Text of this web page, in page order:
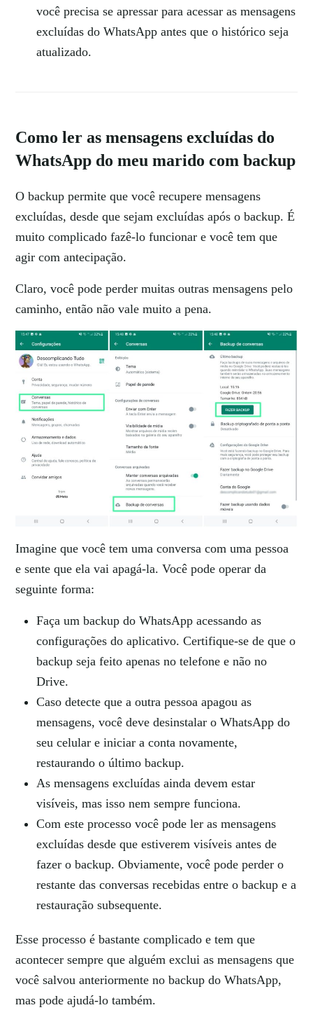
você precisa se apressar para acessar as mensagens
excluídas do WhatsApp antes que o histórico seja
atualizado.
Como ler as mensagens excluídas do
WhatsApp do meu marido com backup
O backup permite que você recupere mensagens
excluídas, desde que sejam excluídas após o backup. É
muito complicado fazê-lo funcionar e você tem que
agir com antecipação.
Claro, você pode perder muitas outras mensagens pelo
caminho, então não vale muito a pena.
Imagine que você tem uma conversa com uma pessoa
e sente que ela vai apagá-la. Você pode operar da
seguinte forma:
Faça um backup do WhatsApp acessando as
configurações do aplicativo. Certifique-se de que o
backup seja feito apenas no telefone e não no
Drive.
Caso detecte que a outra pessoa apagou as
mensagens, você deve desinstalar o WhatsApp do
seu celular e iniciar a conta novamente,
restaurando o último backup.
As mensagens excluídas ainda devem estar
visíveis, mas isso nem sempre funciona.
Com este processo você pode ler as mensagens
excluídas desde que estiverem visíveis antes de
fazer o backup. Obviamente, você pode perder o
restante das conversas recebidas entre o backup e a
restauração subsequente.
Esse processo é bastante complicado e tem que
acontecer sempre que alguém exclui as mensagens que
você salvou anteriormente no backup do WhatsApp,
mas pode ajudá-lo também.